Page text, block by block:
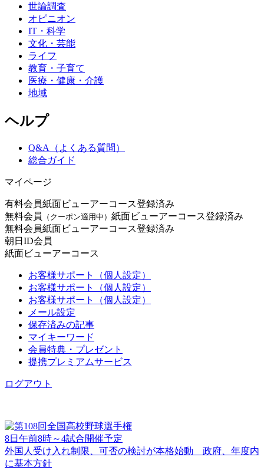
世論調査
オピニオン
IT・科学
文化・芸能
ライフ
教育・子育て
医療・健康・介護
地域
ヘルプ
Q&A（よくある質問）
総合ガイド
マイページ
有料会員紙面ビューアーコース登録済み
無料会員
（クーポン適用中） 紙面ビューアーコース登録済み
無料会員紙面ビューアーコース登録済み
朝日ID会員
紙面ビューアーコース
お客様サポート（個人設定）
お客様サポート（個人設定）
お客様サポート（個人設定）
メール設定
保存済みの記事
マイキーワード
会員特典・プレゼント
提携プレミアムサービス
ログアウト
8日午前8時～4試合開催予定
外国人受け入れ制限、可否の検討が本格始動 政府、年度内
に基本方針